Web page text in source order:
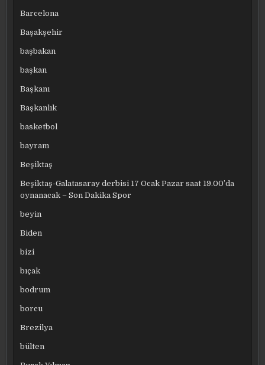
Barcelona
Başakşehir
başbakan
başkan
Başkanı
Başkanlık
basketbol
bayram
Beşiktaş
Beşiktaş-Galatasaray derbisi 17 Ocak Pazar saat 19.00’da
oynanacak – Son Dakika Spor
beyin
Biden
bizi
bıçak
bodrum
borcu
Brezilya
bülten